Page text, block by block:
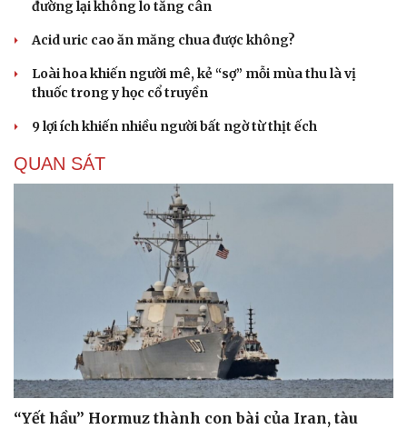
đường lại không lo tăng cân
Acid uric cao ăn măng chua được không?
Loài hoa khiến người mê, kẻ “sợ” mỗi mùa thu là vị
thuốc trong y học cổ truyền
9 lợi ích khiến nhiều người bất ngờ từ thịt ếch
QUAN SÁT
“Yết hầu” Hormuz thành con bài của Iran, tàu